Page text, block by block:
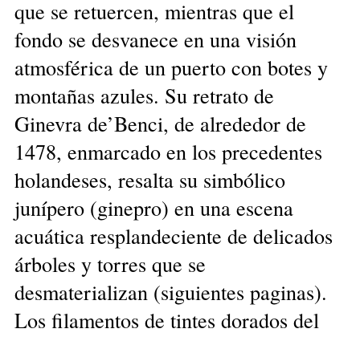
que se retuercen, mientras que el
fondo se desvanece en una visión
atmosférica de un puerto con botes y
montañas azules. Su retrato de
Ginevra de’Benci, de alrededor de
1478, enmarcado en los precedentes
holandeses, resalta su simbólico
junípero (ginepro) en una escena
acuática resplandeciente de delicados
árboles y torres que se
desmaterializan (siguientes paginas).
Los filamentos de tintes dorados del